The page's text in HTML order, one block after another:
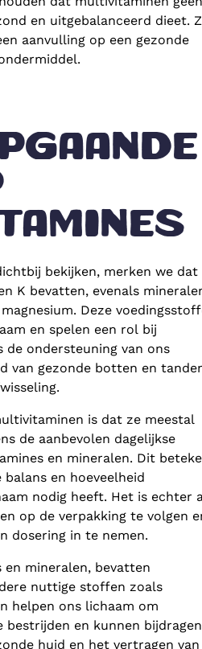
en uitgebalanceerd dieet.
aanvulling op een gezonde
bekijken, merken we dat
K bevatten, evenals
Deze
en spelen een rol bij
ondersteuning van ons
van gezonde botten en
is dat ze meestal
de aanbevolen dagelijkse
en mineralen. Dit
en hoeveelheid
nodig heeft. Het is echter
op de verpakking te volgen
dosering in te nemen.
en mineralen, bevatten
nuttige stoffen zoals
helpen ons lichaam om
bestrijden en kunnen bijdragen
huid en het vertragen